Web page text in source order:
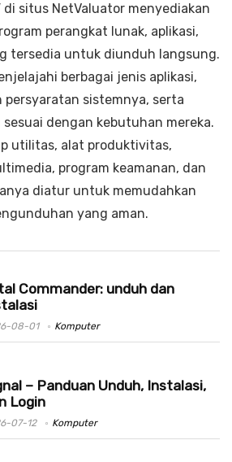
di situs NetValuator menyediakan
perangkat lunak, aplikasi,
tersedia untuk diunduh langsung.
berbagai jenis aplikasi,
persyaratan sistemnya, serta
dengan kebutuhan mereka.
utilitas, alat produktivitas,
program keamanan, dan
diatur untuk memudahkan
yang aman.
Commander: unduh dan
08-01 Komputer
– Panduan Unduh, Instalasi,
Login
07-12 Komputer